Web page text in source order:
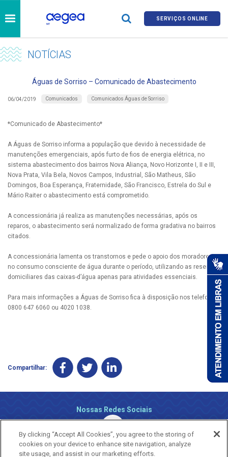
SERVIÇOS ONLINE
NOTÍCIAS
Águas de Sorriso – Comunicado de Abastecimento
06/04/2019 Comunicados Comunicados Águas de Sorriso
*Comunicado de Abastecimento*
A Águas de Sorriso informa a população que devido à necessidade de
manutenções emergenciais, após furto de fios de energia elétrica, no
sistema abastecimento dos bairros Nova Aliança, Novo Horizonte I, II e III,
Nova Prata, Vila Bela, Novos Campos, Industrial, São Matheus, São
Domingos, Boa Esperança, Fraternidade, São Francisco, Estrela do Sul e
Mário Raiter o abastecimento está comprometido.
A concessionária já realiza as manutenções necessárias, após os
reparos, o abastecimento será normalizado de forma gradativa no bairros
citados.
A concessionária lamenta os transtornos e pede o apoio dos moradores
no consumo consciente de água durante o período, utilizando as reservas
domiciliares das caixas-d’água apenas para atividades essenciais.
Para mais informações a Águas de Sorriso fica à disposição nos telefones
0800 647 6060 ou 4020 1038.
Compartilhar:
Nossas Redes Sociais
By clicking “Accept All Cookies”, you agree to the storing of
cookies on your device to enhance site navigation, analyze
site usage, and assist in our marketing efforts.